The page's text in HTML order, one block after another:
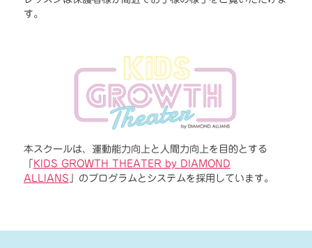
す。
本スクールは、運動能力向上と人間力向上を目的とする
「 KIDS GROWTH THEATER by DIAMOND
ALLIANS 」のプログラムとシステムを採用しています。